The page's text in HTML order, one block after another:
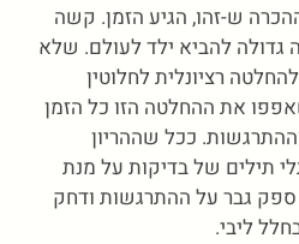
ש-זהו, הגיע הזמן. קשה
גדולה להביא ילד לעולם. שלא
רציונלית לחלוטין
את ההחלטה הזו כל הזמן
ככל שההריון
תילים של בדיקות על מנת
גבר על ההתרגשות ודחק
ליבי.